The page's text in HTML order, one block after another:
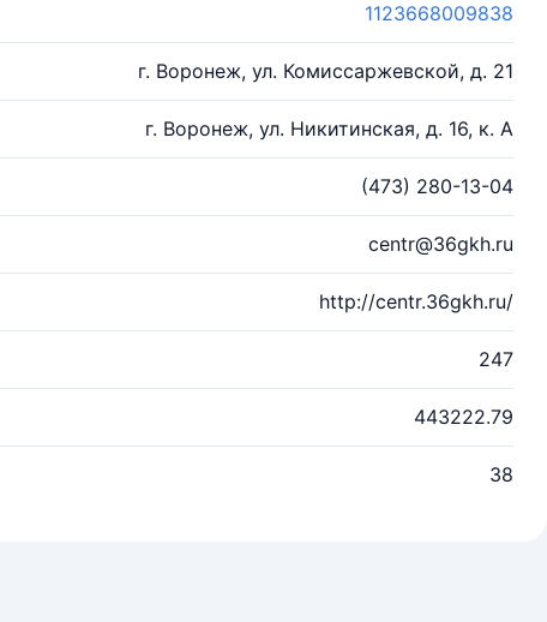
1123668009838
г. Воронеж, ул. Комиссаржевской, д. 21
г. Воронеж, ул. Никитинская, д. 16, к. А
(473) 280-13-04
centr@36gkh.ru
http://centr.36gkh.ru/
247
443222.79
38